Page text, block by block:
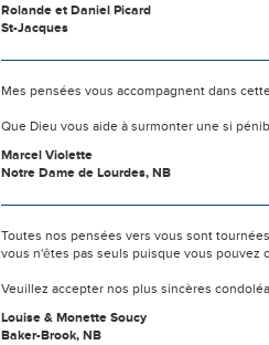
Rolande et Daniel Picard
St-Jacques
Mes pensées vous accompagnent dans
Que Dieu vous aide à surmonter une si
Marcel Violette
Notre Dame de Lourdes, NB
Toutes nos pensées vers vous sont
vous n'êtes pas seuls puisque vous pouvez
Veuillez accepter nos plus sincères
Louise & Monette Soucy
Baker-Brook, NB